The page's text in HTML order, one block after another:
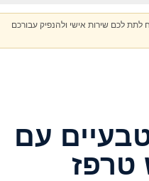
לכם שירות אישי ולהנפיק עבורכם
עם
טרפז